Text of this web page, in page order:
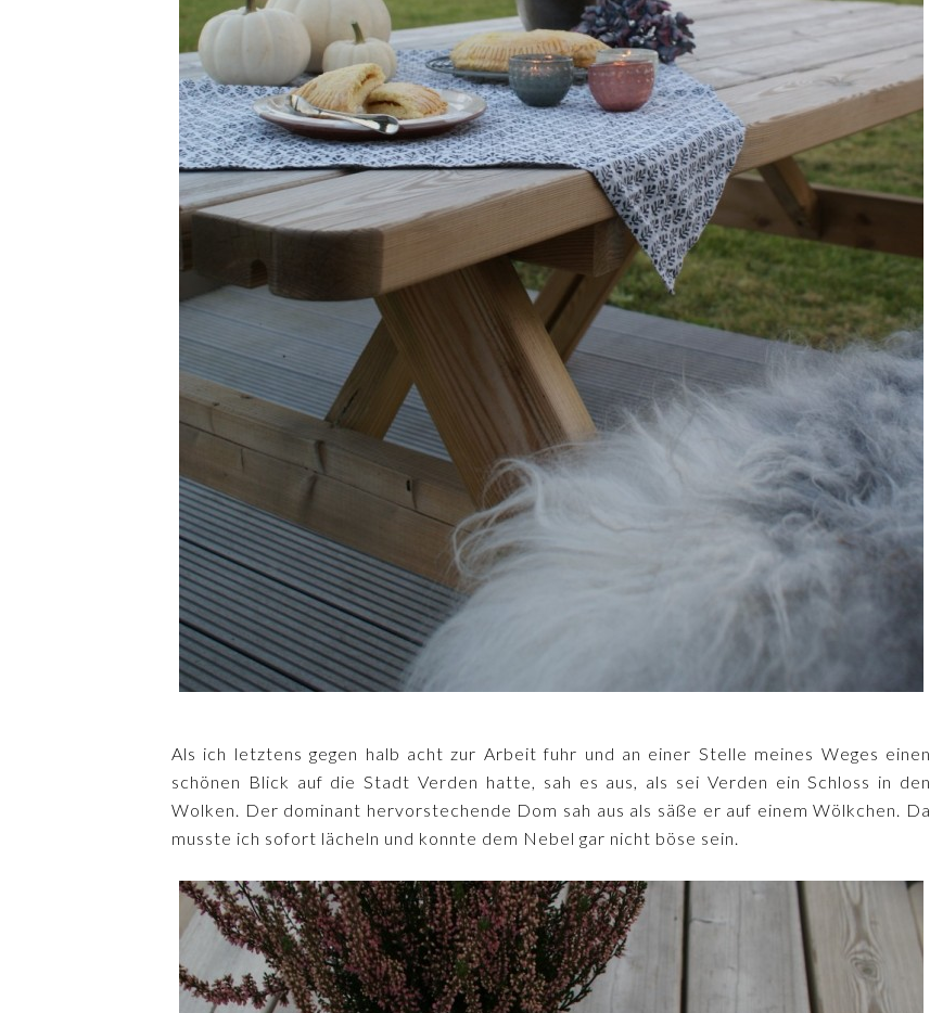
Als ich letztens gegen halb acht zur Arbeit fuhr und an einer Stelle meines Weges einen
schönen Blick auf die Stadt Verden hatte, sah es aus, als sei Verden ein Schloss in den
Wolken. Der dominant hervorstechende Dom sah aus als säße er auf einem Wölkchen. Da
musste ich sofort lächeln und konnte dem Nebel gar nicht böse sein.